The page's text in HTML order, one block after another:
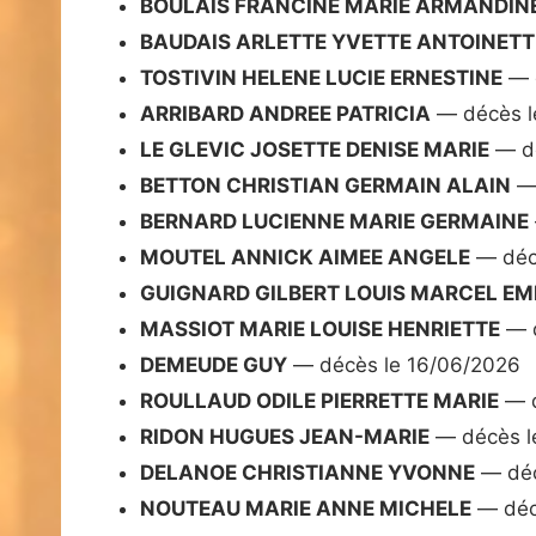
BOULAIS FRANCINE MARIE
BAUDAIS ARLETTE YVETTE
TOSTIVIN HELENE LUCIE ERNESTINE —
ARRIBARD ANDREE PATRICIA — décès
LE GLEVIC JOSETTE DENISE MARIE —
BETTON CHRISTIAN GERMAIN ALAIN —
BERNARD LUCIENNE MARIE GERMAINE
MOUTEL ANNICK AIMEE ANGELE —
GUIGNARD GILBERT LOUIS MARCEL
MASSIOT MARIE LOUISE HENRIETTE —
DEMEUDE GUY — décès le 16/06/2026
ROULLAUD ODILE PIERRETTE MARIE —
RIDON HUGUES JEAN-MARIE — décès
DELANOE CHRISTIANNE YVONNE —
NOUTEAU MARIE ANNE MICHELE —